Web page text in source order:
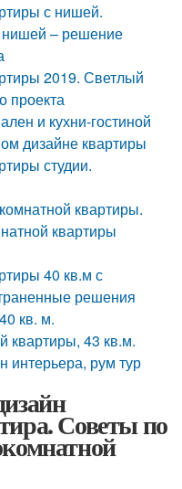
с нишей.
нишей – решение
2019. Светлый
проекта
и кухни-гостиной
дизайне квартиры
студии.
квартиры.
квартиры
40 кв.м с
решения
кв. м.
квартиры, 43 кв.м.
интерьера, рум тур
Советы по